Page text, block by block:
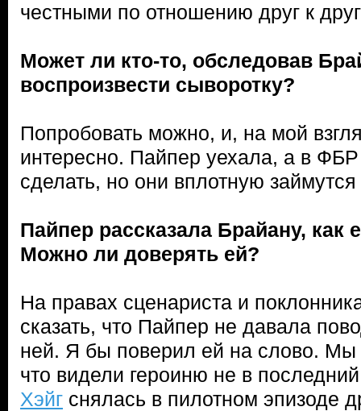
честными по отношению друг к
Может ли кто-то, обследовав
воспроизвести сыворотку?
Попробовать можно, и, на мой
интересно. Пайпер уехала, а в ФБР
сделать, но они вплотную
Пайпер рассказала Брайану, как
Можно ли доверять ей?
На правах сценариста и
сказать, что Пайпер не давала
ней. Я бы поверил ей на слово. Мы
что видели героиню не в
Хэйг снялась в пилотном эпизоде